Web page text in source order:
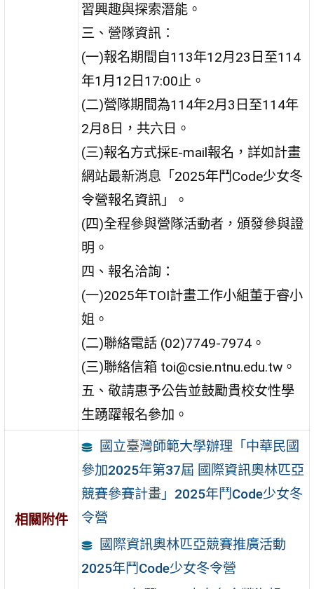
習興趣與探索潛能。
三、營隊資訊：
(一)報名期間自113年12月23日至114
年1月12日17:00止。
(二)營隊期間為114年2月3日至114年
2月8日，共六日。
(三)報名方式採E-mail報名，詳如計畫
網站最新消息「2025年鬥Code少女冬
令營報名資訊」。
(四)全程參與營隊活動者，頒發參與證
明。
四、報名洽詢：
(一)2025年TOI計畫工作小組董于睿小
姐。
(二)聯絡電話 (02)7749-7974。
(三)聯絡信箱 toi@csie.ntnu.edu.tw。
五、敬請惠予公告並鼓勵貴校女性學
生踴躍報名參加。
相關附件
國立臺灣師範大學辦理「中華民國
參加2025年第37屆 國際資訊奧林匹亞
競賽參賽計畫」2025年鬥Code少女冬
令營
國際資訊奧林匹亞競賽推廣活動
2025年鬥Code少女冬令營